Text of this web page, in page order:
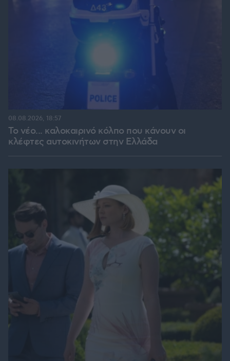
Το νέο... καλοκαιρινό κόλπο που κάνουν οι
κλέφτες αυτοκινήτων στην Ελλάδα
08.08.2026, 18:57